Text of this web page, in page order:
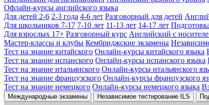
Офлайн-курсы английского языка
Для детей 2-6 2-3 года 4-6 лет Разговорный для детей
Для школьников 7-17 7-10 лет 11-13 лет 14-17 лет
Для взрослых 17+ Разговорный курс Английский с
Мастер-классы и клубы Кембриджские экзамены
Тест на знание китайского Онлайн-курсы китайского языка
Тест на знание испанского Онлайн-курсы испанского языка
Тест на знание итальянского Онлайн-курсы итальянского
Тест на знание французского Онлайн-курсы французского
Тест на знание немецкого Онлайн-курсы немецкого языка
Международные экзамены Независимое тестирование ILS